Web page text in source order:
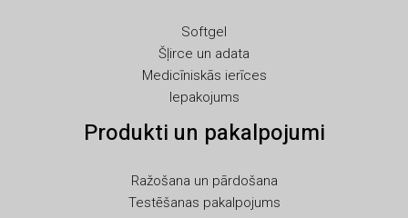
Softgel
Šļirce un adata
Medicīniskās ierīces
Iepakojums
Produkti un pakalpojumi
Ražošana un pārdošana
Testēšanas pakalpojums